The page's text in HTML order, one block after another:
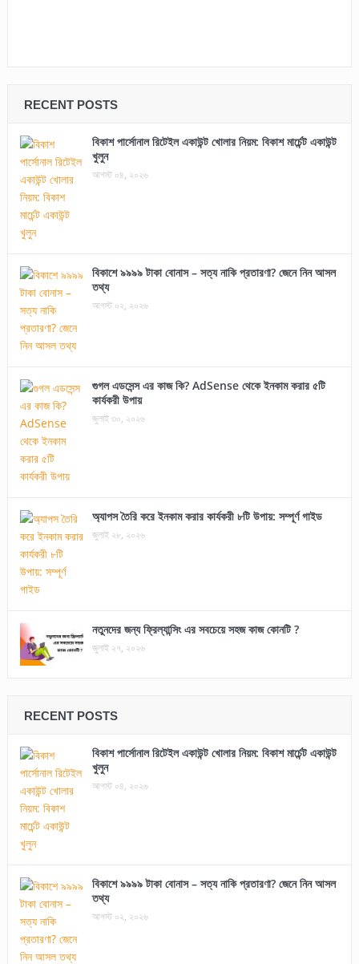
RECENT POSTS
বিকাশ পার্সোনাল রিটেইল একাউন্ট খোলার নিয়ম: বিকাশ মার্চেন্ট একাউন্ট
খুলুন
আগস্ট ০৪, ২০২৬
বিকাশে ৯৯৯৯ টাকা বোনাস – সত্য নাকি প্রতারণা? জেনে নিন আসল
তথ্য
আগস্ট ০২, ২০২৬
গুগল এডসেন্স এর কাজ কি? AdSense থেকে ইনকাম করার ৫টি
কার্যকরী উপায়
জুলাই ৩০, ২০২৬
অ্যাপস তৈরি করে ইনকাম করার কার্যকরী ৮টি উপায়: সম্পূর্ণ গাইড
জুলাই ২৮, ২০২৬
নতুনদের জন্য ফ্রিল্যান্সিং এর সবচেয়ে সহজ কাজ কোনটি ?
জুলাই ২৭, ২০২৬
RECENT POSTS
বিকাশ পার্সোনাল রিটেইল একাউন্ট খোলার নিয়ম: বিকাশ মার্চেন্ট একাউন্ট
খুলুন
আগস্ট ০৪, ২০২৬
বিকাশে ৯৯৯৯ টাকা বোনাস – সত্য নাকি প্রতারণা? জেনে নিন আসল
তথ্য
আগস্ট ০২, ২০২৬